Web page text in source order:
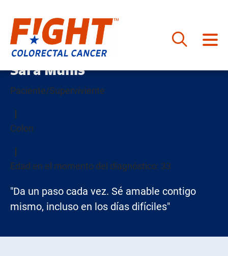
Saltar
al Sara Munis
Paciente/Superviviente
Colon
Edad en el momento del diagnóstico: 33
"Da un paso cada vez. Sé amable contigo
mismo, incluso en los días difíciles"